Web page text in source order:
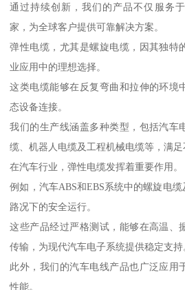
通过持续创新，我们的产品不仅服务
家，为全球客户提供可靠解决方案。
弹性电缆，尤其是螺旋电缆，因其独特
业应用中的理想选择。
这类电缆能够在反复弯曲和拉伸的环境
态设备连接。
我们的生产线涵盖多种类型，包括汽车
缆、机器人电缆及工程机械电缆等，满足
在汽车行业，弹性电缆发挥着重要作用。
例如，汽车ABS和EBS系统中的螺旋电
路况下的安全运行。
这些产品经过严格测试，能够在高温、
传输，为现代汽车电子系统提供稳定支持
此外，我们的汽车电线产品也广泛应用
性能。